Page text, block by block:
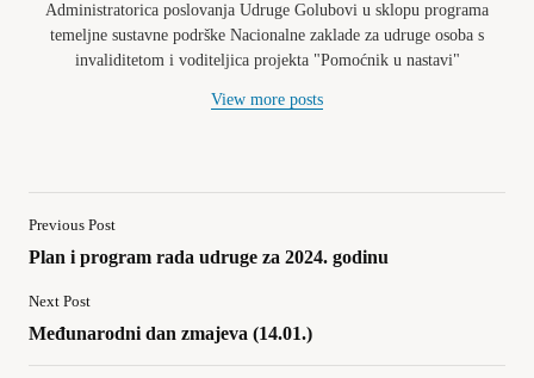
Administratorica poslovanja Udruge Golubovi u sklopu programa
temeljne sustavne podrške Nacionalne zaklade za udruge osoba s
invaliditetom i voditeljica projekta "Pomoćnik u nastavi"
View more posts
Previous Post
Plan i program rada udruge za 2024. godinu
Next Post
Međunarodni dan zmajeva (14.01.)